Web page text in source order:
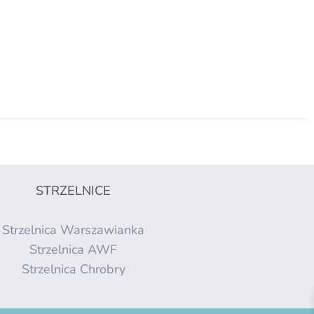
STRZELNICE
Strzelnica Warszawianka
Strzelnica AWF
Strzelnica Chrobry